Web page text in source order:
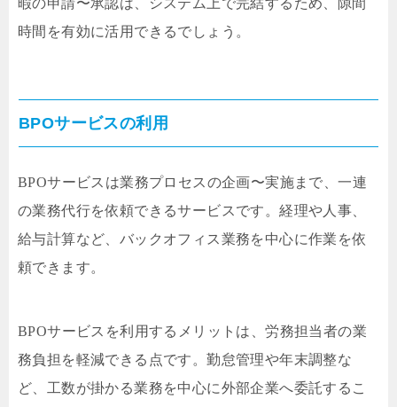
時間を有効に活用できるでしょう。
BPOサービスの利用
BPOサービスは業務プロセスの企画〜実施まで、一連
の業務代行を依頼できるサービスです。経理や人事、
給与計算など、バックオフィス業務を中心に作業を依
頼できます。
BPOサービスを利用するメリットは、労務担当者の業
務負担を軽減できる点です。勤怠管理や年末調整な
ど、工数が掛かる業務を中心に外部企業へ委託するこ